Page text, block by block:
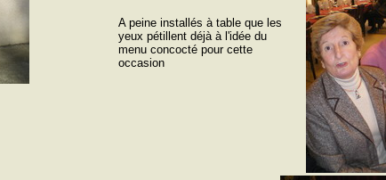
A peine installés à table que les
yeux pétillent déjà à l'idée du
menu concocté pour cette
occasion